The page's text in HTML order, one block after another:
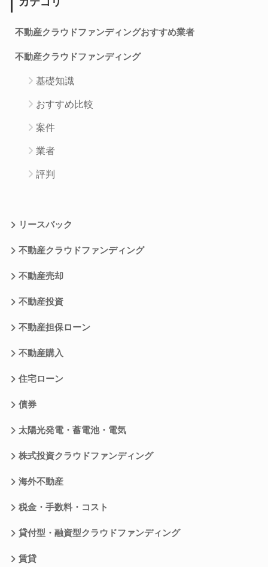
不動産クラウドファンディングおすすめ業者
不動産クラウドファンディング
基礎知識
おすすめ比較
案件
業者
評判
リースバック
不動産クラウドファンディング
不動産売却
不動産投資
不動産担保ローン
不動産購入
住宅ローン
債券
太陽光発電・蓄電池・電気
株式投資クラウドファンディング
海外不動産
税金・手数料・コスト
貸付型・融資型クラウドファンディング
賃貸